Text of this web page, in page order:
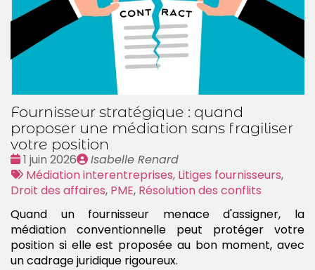
Fournisseur stratégique : quand
proposer une médiation sans fragiliser
votre position
Date
:
1 juin 2026
Publié
par
Isabelle Renard
Tags
:
Médiation interentreprises, Litiges fournisseurs,
Droit des affaires, PME, Résolution des conflits
Quand un fournisseur menace d'assigner, la
médiation conventionnelle peut protéger votre
position si elle est proposée au bon moment, avec
un cadrage juridique rigoureux.